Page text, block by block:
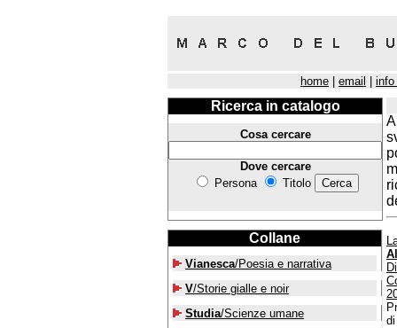
home email info
Ricerca in catalogo
Cosa cercare
Dove cercare
Persona
Titolo
Collane
Vianesca/Poesia e narrativa
V/Storie gialle e noir
Studia/Scienze umane